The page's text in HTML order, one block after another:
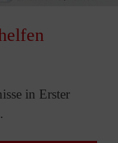
in Erster